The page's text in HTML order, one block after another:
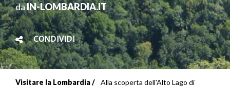
daIN-LOMBARDIA.IT
CONDIVIDI
Visitare la Lombardia
Alla scoperta dell'Alto Lago di